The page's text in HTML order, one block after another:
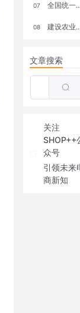
07 全国统一大市场：电商如何掘金新蓝海？
08 建设农业强国，网上商城来助力！
文章搜索
关注
SHOP++
众号
引领未来
商新知